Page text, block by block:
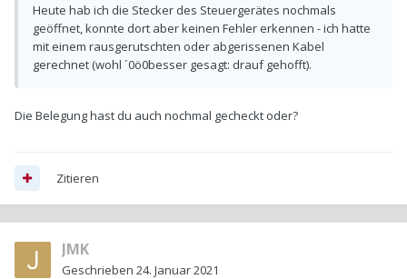
Heute hab ich die Stecker des Steuergerätes nochmals
geöffnet, konnte dort aber keinen Fehler erkennen - ich hatte
mit einem rausgerutschten oder abgerissenen Kabel
gerechnet (wohl ´0ö0besser gesagt: drauf gehofft).
Die Belegung hast du auch nochmal gecheckt oder?
Zitieren
JMK
Geschrieben 24. Januar 2021